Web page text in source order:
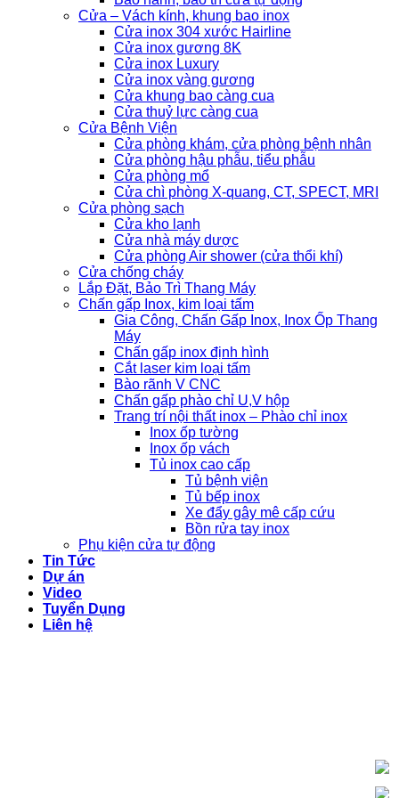
Cửa – Vách kính, khung bao inox
Cửa inox 304 xước Hairline
Cửa inox gương 8K
Cửa inox Luxury
Cửa inox vàng gương
Cửa khung bao càng cua
Cửa thuỷ lực càng cua
Cửa Bệnh Viện
Cửa phòng khám, cửa phòng bệnh nhân
Cửa phòng hậu phẫu, tiểu phẫu
Cửa phòng mổ
Cửa chì phòng X-quang, CT, SPECT, MRI
Cửa phòng sạch
Cửa kho lạnh
Cửa nhà máy dược
Cửa phòng Air shower (cửa thổi khí)
Cửa chống cháy
Lắp Đặt, Bảo Trì Thang Máy
Chấn gấp Inox, kim loại tấm
Gia Công, Chấn Gấp Inox, Inox Ốp Thang
Máy
Chấn gấp inox định hình
Cắt laser kim loại tấm
Bào rãnh V CNC
Chấn gấp phào chỉ U,V hộp
Trang trí nội thất inox – Phào chỉ inox
Inox ốp tường
Inox ốp vách
Tủ inox cao cấp
Tủ bệnh viện
Tủ bếp inox
Xe đẩy gây mê cấp cứu
Bồn rửa tay inox
Phụ kiện cửa tự động
Tin Tức
Dự án
Video
Tuyển Dụng
Liên hệ